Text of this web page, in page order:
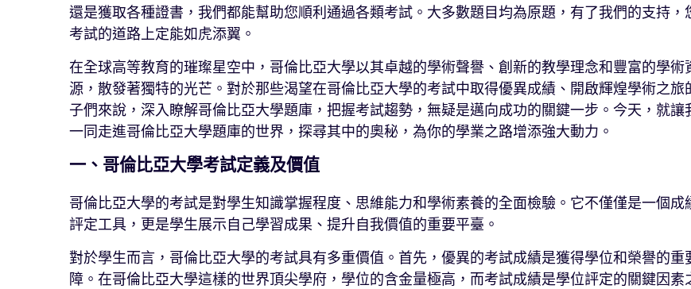
還是獲取各種證書，我們都能幫助您順利通過各類考試。大多數題目均為原題，有了我們的支持，
考試的道路上定能如虎添翼。
在全球高等教育的璀璨星空中，哥倫比亞大學以其卓越的學術聲譽、創新的教學理念和豐富的學術
源，散發著獨特的光芒。對於那些渴望在哥倫比亞大學的考試中取得優異成績、開啟輝煌學術之旅
子們來說，深入瞭解哥倫比亞大學題庫，把握考試趨勢，無疑是邁向成功的關鍵一步。今天，就讓
一同走進哥倫比亞大學題庫的世界，探尋其中的奧秘，為你的學業之路增添強大動力。
一、哥倫比亞大學考試定義及價值
哥倫比亞大學的考試是對學生知識掌握程度、思維能力和學術素養的全面檢驗。它不僅僅是一個成
評定工具，更是學生展示自己學習成果、提升自我價值的重要平臺。
對於學生而言，哥倫比亞大學的考試具有多重價值。首先，優異的考試成績是獲得學位和榮譽的重
障。在哥倫比亞大學這樣的世界頂尖學府，學位的含金量極高，而考試成績是學位評定的關鍵因素